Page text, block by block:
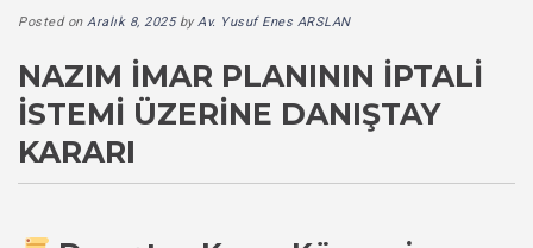
Posted on Aralık 8, 2025byAv. Yusuf Enes ARSLAN
NAZIM İMAR PLANININ İPTALI
İSTEMI ÜZERINE DANIŞTAY
KARARI